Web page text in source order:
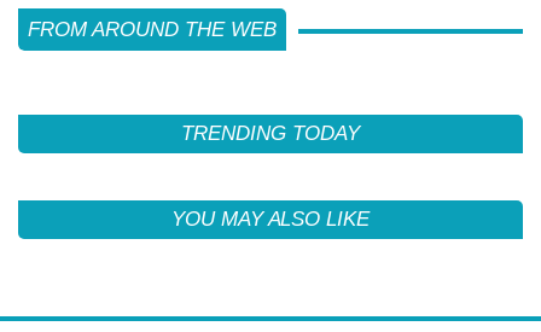
FROM AROUND THE WEB
TRENDING TODAY
YOU MAY ALSO LIKE